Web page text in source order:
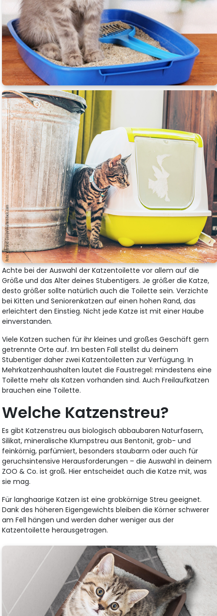
Achte bei der Auswahl der Katzentoilette vor allem auf die
Größe und das Alter deines Stubentigers. Je größer die Katze,
desto größer sollte natürlich auch die Toilette sein. Verzichte
bei Kitten und Seniorenkatzen auf einen hohen Rand, das
erleichtert den Einstieg. Nicht jede Katze ist mit einer Haube
einverstanden.
Viele Katzen suchen für ihr kleines und großes Geschäft gern
getrennte Orte auf. Im besten Fall stellst du deinem
Stubentiger daher zwei Katzentoiletten zur Verfügung. In
Mehrkatzenhaushalten lautet die Faustregel: mindestens eine
Toilette mehr als Katzen vorhanden sind. Auch Freilaufkatzen
brauchen eine Toilette.
Welche Katzenstreu?
Es gibt Katzenstreu aus biologisch abbaubaren Naturfasern,
Silikat, mineralische Klumpstreu aus Bentonit, grob- und
feinkörnig, parfümiert, besonders staubarm oder auch für
geruchsintensive Herausforderungen – die Auswahl in deinem
ZOO & Co. ist groß. Hier entscheidet auch die Katze mit, was
sie mag.
Für langhaarige Katzen ist eine grobkörnige Streu geeignet.
Dank des höheren Eigengewichts bleiben die Körner schwerer
am Fell hängen und werden daher weniger aus der
Katzentoilette herausgetragen.